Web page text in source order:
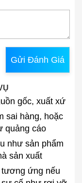
Gửi Đánh Giá
gốc, xuất xứ
sai hàng, hoặc
quảng cáo
như sản phẩm
sản xuất
tương ứng nếu